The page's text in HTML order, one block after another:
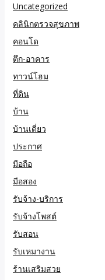
Uncategorized
คลินิกตรวจสุขภาพ
คอนโด
ตึก-อาคาร
ทาวน์โฮม
ที่ดิน
บ้าน
บ้านเดี่ยว
ประกาศ
มือถือ
มือสอง
รับจ้าง-บริการ
รับจ้างโพสต์
รับสอน
รับเหมางาน
ร้านเสริมสวย